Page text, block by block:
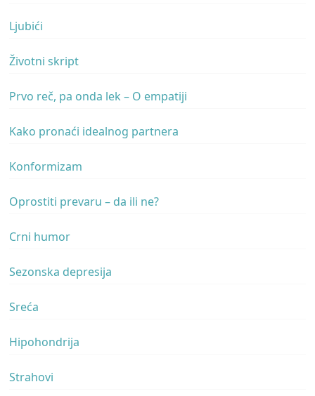
Ljubići
Životni skript
Prvo reč, pa onda lek – O empatiji
Kako pronaći idealnog partnera
Konformizam
Oprostiti prevaru – da ili ne?
Crni humor
Sezonska depresija
Sreća
Hipohondrija
Strahovi